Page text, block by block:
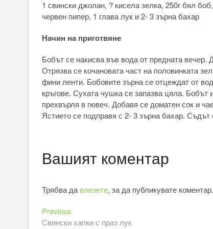
1 свински джолан, ? кисела зелка, 250г бял
червен пипер, 1 глава лук и 2- 3 зърна бахар
Начин на приготвяне
Бобът се накисва във вода от предната
Отрязва се кочановата част на половинката
фини ленти. Бобовите зърна се отцеждат от
кръгове. Сухата чушка се запазва цяла.
прехвърля в гювеч. Добавя се доматен сок и
Ястието се подправя с 2- 3 зърна бахар.
Вашият коментар
Трябва да влезете, за да публикувате коментар.
Навигация
Previous
post:
Свински хапки с праз лук